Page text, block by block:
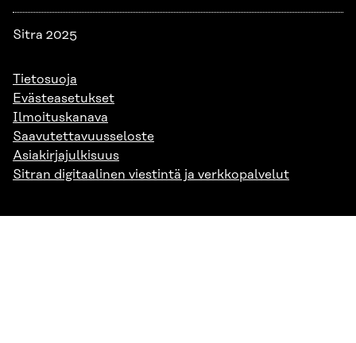
Sitra 2025
Tietosuoja
Evästeasetukset
Ilmoituskanava
Saavutettavuusseloste
Asiakirjajulkisuus
Sitran digitaalinen viestintä ja verkkopalvelut